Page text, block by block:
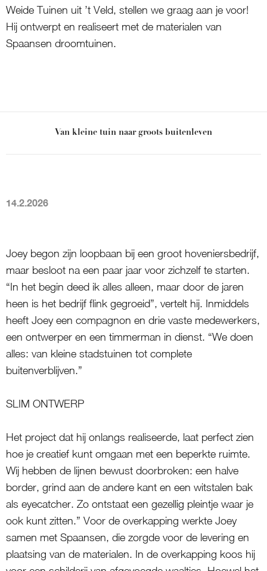
Weide Tuinen uit ’t Veld, stellen we graag aan je voor!
Hij ontwerpt en realiseert met de materialen van
Spaansen droomtuinen.
Van kleine tuin naar groots buitenleven
14.2.2026
Joey begon zijn loopbaan bij een groot hoveniersbedrijf,
maar besloot na een paar jaar voor zichzelf te starten.
“In het begin deed ik alles alleen, maar door de jaren
heen is het bedrijf flink gegroeid”, vertelt hij. Inmiddels
heeft Joey een compagnon en drie vaste medewerkers,
een ontwerper en een timmerman in dienst. “We doen
alles: van kleine stadstuinen tot complete
buitenverblijven.”
SLIM ONTWERP
Het project dat hij onlangs realiseerde, laat perfect zien
hoe je creatief kunt omgaan met een beperkte ruimte.
Wij hebben de lijnen bewust doorbroken: een halve
border, grind aan de andere kant en een witstalen bak
als eyecatcher. Zo ontstaat een gezellig pleintje waar je
ook kunt zitten.” Voor de overkapping werkte Joey
samen met Spaansen, die zorgde voor de levering en
plaatsing van de materialen. In de overkapping koos hij